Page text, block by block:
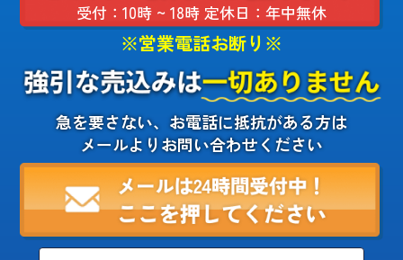
受付：10時 ~ 18時 定休日：年中無休
※営業電話お断り※
急を要さない、お電話に抵抗がある方は
メールよりお問い合わせください